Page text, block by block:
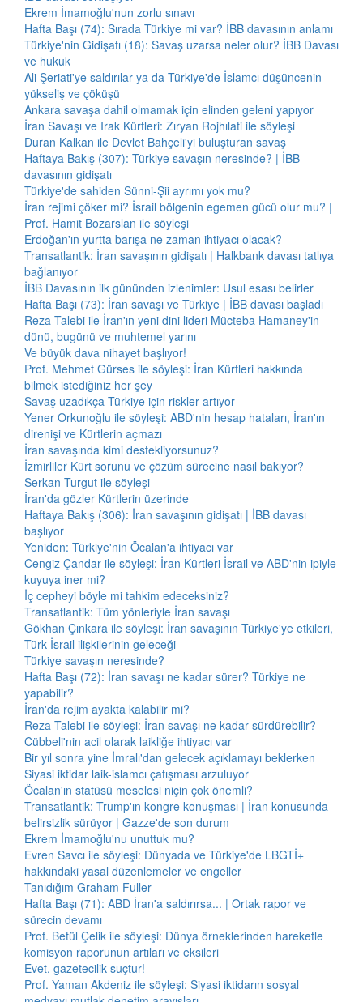
Ekrem İmamoğlu'nun zorlu sınavı
Hafta Başı (74): Sırada Türkiye mi var? İBB davasının anlamı
Türkiye'nin Gidişatı (18): Savaş uzarsa neler olur? İBB Davası
ve hukuk
Ali Şeriati'ye saldırılar ya da Türkiye'de İslamcı düşüncenin
yükseliş ve çöküşü
Ankara savaşa dahil olmamak için elinden geleni yapıyor
İran Savaşı ve Irak Kürtleri: Zıryan Rojhılati ile söyleşi
Duran Kalkan ile Devlet Bahçeli'yi buluşturan savaş
Haftaya Bakış (307): Türkiye savaşın neresinde? | İBB
davasının gidişatı
Türkiye'de sahiden Sünni-Şii ayrımı yok mu?
İran rejimi çöker mi? İsrail bölgenin egemen gücü olur mu? |
Prof. Hamit Bozarslan ile söyleşi
Erdoğan'ın yurtta barışa ne zaman ihtiyacı olacak?
Transatlantik: İran savaşının gidişatı | Halkbank davası tatlıya
bağlanıyor
İBB Davasının ilk gününden izlenimler: Usul esası belirler
Hafta Başı (73): İran savaşı ve Türkiye | İBB davası başladı
Reza Talebi ile İran'ın yeni dini lideri Mücteba Hamaney'in
dünü, bugünü ve muhtemel yarını
Ve büyük dava nihayet başlıyor!
Prof. Mehmet Gürses ile söyleşi: İran Kürtleri hakkında
bilmek istediğiniz her şey
Savaş uzadıkça Türkiye için riskler artıyor
Yener Orkunoğlu ile söyleşi: ABD'nin hesap hataları, İran'ın
direnişi ve Kürtlerin açmazı
İran savaşında kimi destekliyorsunuz?
İzmirliler Kürt sorunu ve çözüm sürecine nasıl bakıyor?
Serkan Turgut ile söyleşi
İran'da gözler Kürtlerin üzerinde
Haftaya Bakış (306): İran savaşının gidişatı | İBB davası
başlıyor
Yeniden: Türkiye'nin Öcalan'a ihtiyacı var
Cengiz Çandar ile söyleşi: İran Kürtleri İsrail ve ABD'nin ipiyle
kuyuya iner mi?
İç cepheyi böyle mi tahkim edeceksiniz?
Transatlantik: Tüm yönleriyle İran savaşı
Gökhan Çınkara ile söyleşi: İran savaşının Türkiye'ye etkileri,
Türk-İsrail ilişkilerinin geleceği
Türkiye savaşın neresinde?
Hafta Başı (72): İran savaşı ne kadar sürer? Türkiye ne
yapabilir?
İran'da rejim ayakta kalabilir mi?
Reza Talebi ile söyleşi: İran savaşı ne kadar sürdürebilir?
Cübbeli'nin acil olarak laikliğe ihtiyacı var
Bir yıl sonra yine İmralı'dan gelecek açıklamayı beklerken
Siyasi iktidar laik-islamcı çatışması arzuluyor
Öcalan'ın statüsü meselesi niçin çok önemli?
Transatlantik: Trump'ın kongre konuşması | İran konusunda
belirsizlik sürüyor | Gazze'de son durum
Ekrem İmamoğlu'nu unuttuk mu?
Evren Savcı ile söyleşi: Dünyada ve Türkiye'de LBGTİ+
hakkındaki yasal düzenlemeler ve engeller
Tanıdığım Graham Fuller
Hafta Başı (71): ABD İran'a saldırırsa... | Ortak rapor ve
sürecin devamı
Prof. Betül Çelik ile söyleşi: Dünya örneklerinden hareketle
komisyon raporunun artıları ve eksileri
Evet, gazetecilik suçtur!
Prof. Yaman Akdeniz ile söyleşi: Siyasi iktidarın sosyal